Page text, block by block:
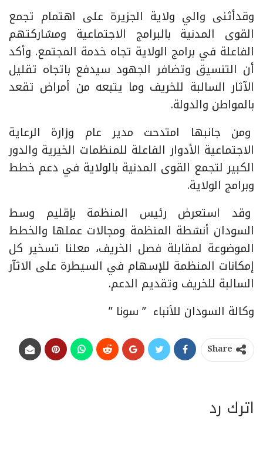
وقدأثنى والي ولاية الجزيرة على اهتمام تجمع
القوى المدنية بالبرامج الاجتماعية ومشاركتهم
الفاعلة في برامج الولاية تجاه خدمة المجتمع. وأكد
أن التنسيق وتضافر الجهود سيدفع باتجاه تقليل
الآثار السالبة للخريف وما يتبعه من أمراض تقعد
بالمواطن والدولة.
ومن جانبها امتدحت مدير عام وزارة الرعاية
الاجتماعية الأدوار الفاعلة للمنظمات الخيرية والدور
الكبير لتجمع القوى المدنية بالولاية في دعم خطط
وبرامج الولاية.
وقد استعرض رئيس المنظمة بإقليم وسط
السودان أنشطة المنظمة ومجالات عملها والخطط
الموضوعة لمقابلة فصل الخريف، معلنا تسخير كل
إمكانات المنظمة للإسهام في السيطرة على الاثآر
السالبة للخريف وتقديم الدعم.
وكالة السودان للأنباء ” سونا ”
Share
اترك رد